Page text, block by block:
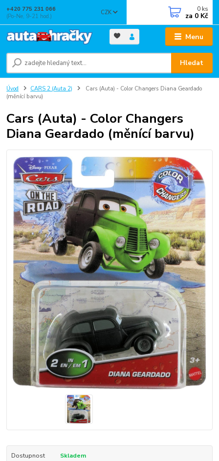
Menu
CZK
Hledat
+420 775 231 066
(Po-Ne, 9-21 hod.)
0 ks
za 0 Kč
Úvod CARS 2 (Auta 2)
Cars (Auta) - Color Changers Diana Geardado
(měnící barvu)
Cars (Auta) - Color Changers
Diana Geardado (měnící barvu)
Dostupnost Skladem